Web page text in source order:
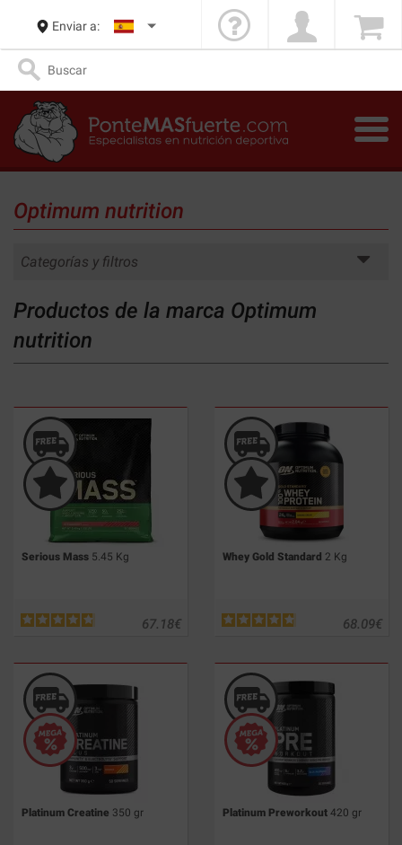
Enviar a:
Optimum nutrition
Categorías y filtros
Productos de la marca Optimum
nutrition
Serious Mass 5.45 Kg
€
67.18
Whey Gold Standard 2 Kg
€
68.09
Platinum Creatine 350 gr Platinum Preworkout 420 gr